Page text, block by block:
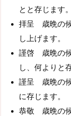
とと存じます。
拝呈 歳晩の
し上げます。
謹啓 歳晩の
し、何よりと
謹呈 歳晩の
に存じます。
恭敬 歳晩の